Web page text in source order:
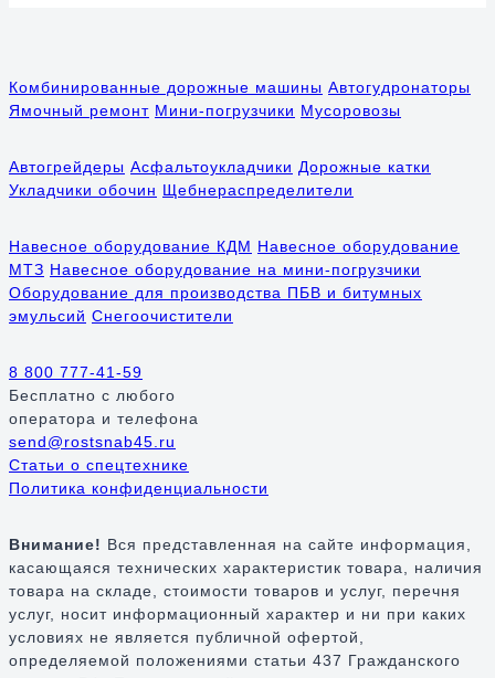
Комбинированные дорожные машины Автогудронаторы
Ямочный ремонт Мини-погрузчики Мусоровозы
Автогрейдеры Асфальтоукладчики Дорожные катки
Укладчики обочин Щебнераспределители
Навесное оборудование КДМ Навесное оборудование
МТЗ Навесное оборудование на мини-погрузчики
Оборудование для производства ПБВ и битумных
эмульсий Снегоочистители
8 800 777-41-59
Бесплатно с любого
оператора и телефона
send@rostsnab45.ru
Статьи о спецтехнике
Политика конфиденциальности
Внимание! Вся представленная на сайте информация,
касающаяся технических характеристик товара, наличия
товара на складе, стоимости товаров и услуг, перечня
услуг, носит информационный характер и ни при каких
условиях не является публичной офертой,
определяемой положениями статьи 437 Гражданского